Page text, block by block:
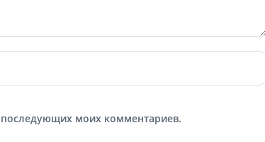
последующих моих комментариев.